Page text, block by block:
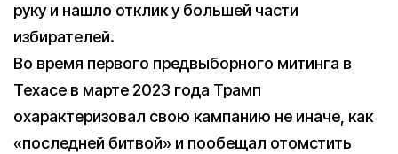
руку и нашло отклик у большей части
избирателей.
Во время первого предвыборного митинга в
Техасе в марте 2023 года Трамп
охарактеризовал свою кампанию не иначе, как
«последней битвой» и пообещал отомстить